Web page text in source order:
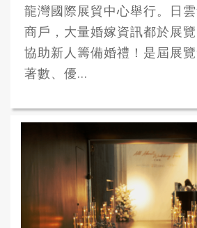
龍灣國際展貿中心舉行。日
商戶，大量婚嫁資訊都於展
協助新人籌備婚禮！是屆展
著數、優...